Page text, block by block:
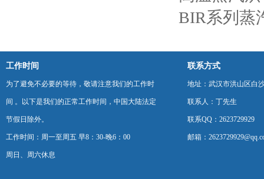
BIR系列蒸
工作时间
为了避免不必要的等待，敬请注意我们的工作时
间 。以下是我们的正常工作时间，中国大陆法定
节假日除外。
工作时间：周一至周五 早8：30-晚6：00
周日、周六休息
联系方式
地址：武汉市洪山区白
联系人：丁先生
联系QQ：2623729929
邮箱：